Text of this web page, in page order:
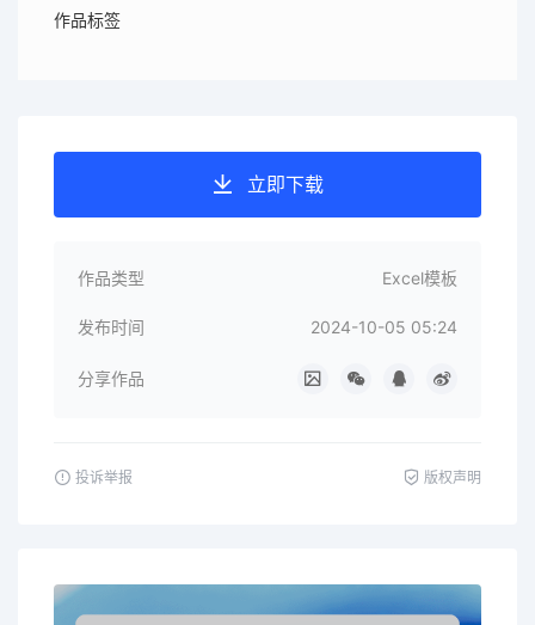
作品标签
立即下载
作品类型 Excel模板
发布时间 2024-10-05 05:24
分享作品
投诉举报 版权声明